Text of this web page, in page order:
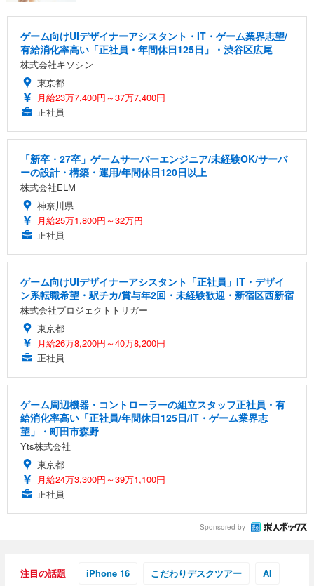
ゲーム向けUIデザイナーアシスタント・IT・ゲーム業界志望/
有給消化率高い「正社員・年間休日125日」・渋谷区広尾
株式会社キソシン
東京都
月給23万7,400円～37万7,400円
正社員
「新卒・27卒」ゲームサーバーエンジニア/未経験OK/サーバ
ーの設計・構築・運用/年間休日120日以上
株式会社ELM
神奈川県
月給25万1,800円～32万円
正社員
ゲーム向けUIデザイナーアシスタント「正社員」IT・デザイ
ン系転職希望・駅チカ/賞与年2回・未経験歓迎・新宿区西新宿
株式会社プロジェクトトリガー
東京都
月給26万8,200円～40万8,200円
正社員
ゲーム周辺機器・コントローラーの組立スタッフ正社員・有
給消化率高い「正社員/年間休日125日/IT・ゲーム業界志
望」・町田市森野
Yts株式会社
東京都
月給24万3,300円～39万1,100円
正社員
Sponsored by
注目の話題 iPhone 16 こだわりデスクツアー AI